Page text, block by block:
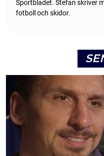
Sportbladet. Stefan skriver
fotboll och skidor.